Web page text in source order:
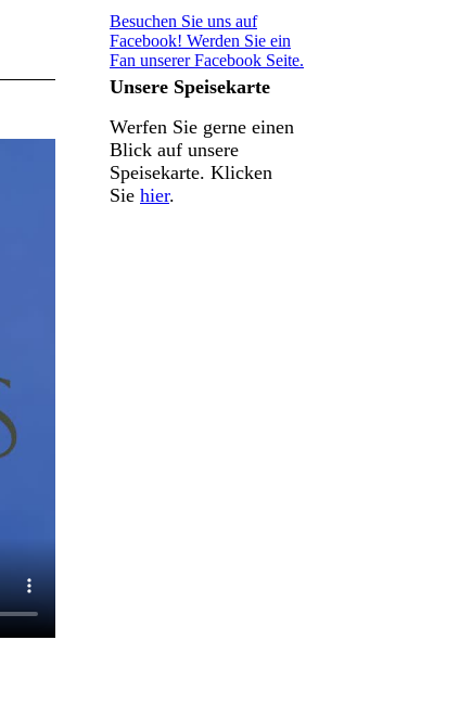
Besuchen Sie uns auf
Facebook! Werden Sie ein
Fan unserer Facebook Seite.
Unsere Speisekarte
Werfen Sie gerne einen
Blick auf unsere
Speisekarte. Klicken
Sie hier.